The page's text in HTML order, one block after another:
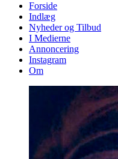
Forside
Indlæg
Nyheder og Tilbud
I Medierne
Annoncering
Instagram
Om